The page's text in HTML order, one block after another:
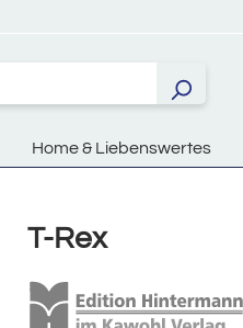
Home & Liebenswertes
T-Rex